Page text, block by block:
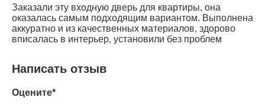
Заказали эту входную дверь для квартиры, она
оказалась самым подходящим вариантом. Выполнена
аккуратно и из качественных материалов, здорово
вписалась в интерьер, установили без проблем
Написать отзыв
Оцените*